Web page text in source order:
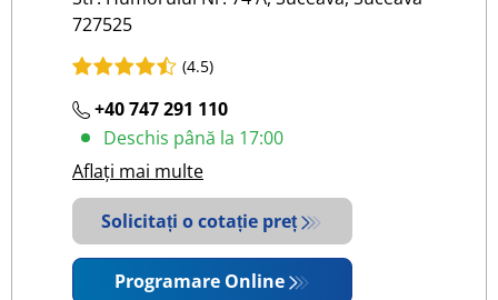
727525
(4.5)
+40 747 291 110
Deschis până la 17:00
Aflați mai multe
Solicitați o cotație preț
Programare Online